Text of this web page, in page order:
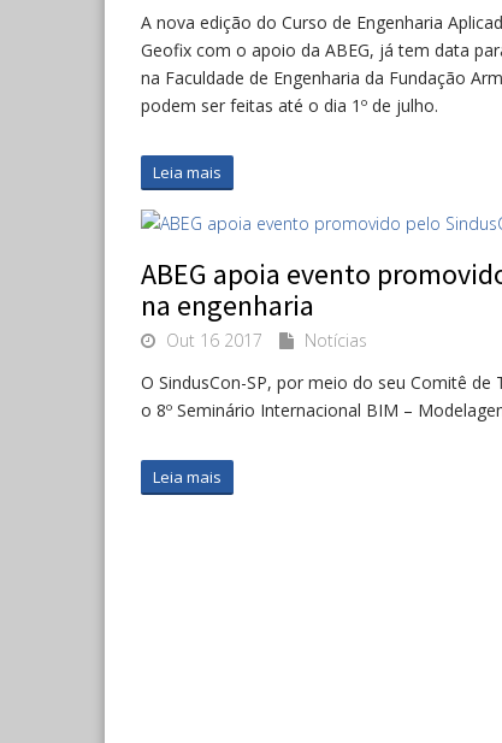
A nova edição do Curso de Engenharia
Geofix com o apoio da ABEG, já tem data
na Faculdade de Engenharia da Fundação
podem ser feitas até o dia 1º de julho.
Leia mais
ABEG apoia evento
na engenharia
Out 16 2017
Notícias
O SindusCon-SP, por meio do seu Comitê
o 8º Seminário Internacional BIM –
Leia mais